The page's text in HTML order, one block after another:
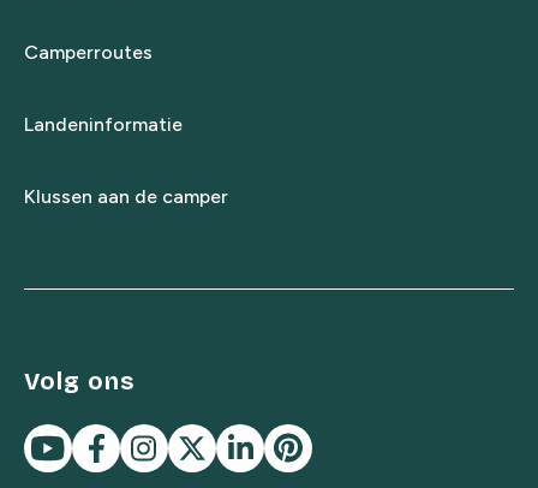
Camperroutes
Landeninformatie
Klussen aan de camper
Volg ons